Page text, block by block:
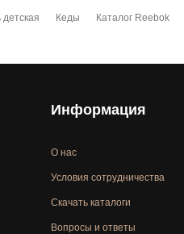
Кеды Каталог Reebok
Информация
О нас
Условия сотрудничества
Скачать каталоги
Вопросы и ответы